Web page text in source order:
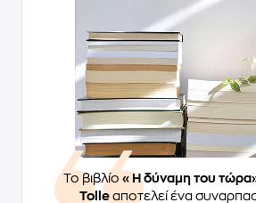
Το βιβλίο «Η δύναμη του
Tolleαποτελεί ένα